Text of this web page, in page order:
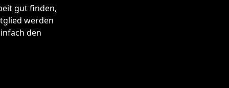
gut finden,
werden
den